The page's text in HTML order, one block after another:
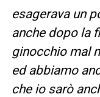
esagerava un
anche dopo la
ginocchio mal
ed abbiamo
che io sarò